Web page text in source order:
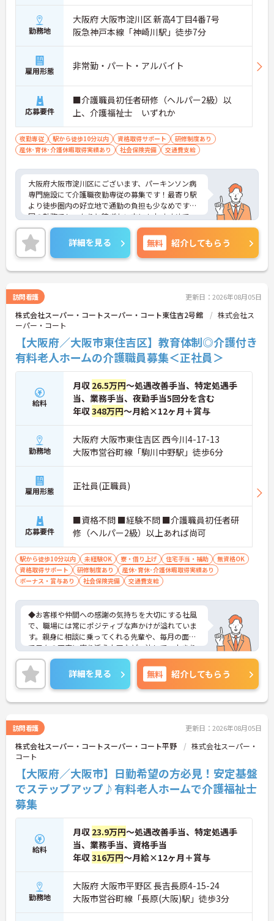
勤務地
大阪府 大阪市淀川区 新高4丁目4番7号
阪急神戸本線「神崎川駅」徒歩7分
雇用形態 非常勤・パート・アルバイト
応募要件
■介護職員初任者研修（ヘルパー2級）以
上、介護福祉士 いずれか
夜勤専従 駅から徒歩10分以内 資格取得サポート
研修制度あり
産休･育休･介護休暇取得実績あり
社会保険完備 交通費支給
大阪府大阪市淀川区にございます、パーキンソン病
専門施設にて介護職夜勤専従の募集です！最寄り駅
より徒歩圏内の好立地で通勤の負担も少なめです。1
回の勤務でしっかりと稼ぎたい方にもおすすめで
す。24時間の看護体制もあり、安心して業務に専念
いただきます。
ご興味ある方には、面接のポイントなど、さらに詳
細をお話致しますのでお気軽にご相談ください。
詳細を見る 無料 紹介してもらう
訪問看護 更新日：2026年08月05日
株式会社スーパー・コートスーパー・コート東住吉2号館
株式会社ス
ーパー・コート
【大阪府／大阪市東住吉区】教育体制◎介護付き
有料老人ホームの介護職員募集＜正社員＞
給料
月収 26.5万円～処遇改善手当、特定処遇手
当、業務手当、夜勤手当5回分を含む
年収348万円～月給×12ヶ月＋賞与
勤務地
大阪府 大阪市東住吉区 西今川4-17-13
大阪市営谷町線「駒川中野駅」徒歩6分
雇用形態 正社員(正職員)
応募要件
■資格不問 ■経験不問 ■介護職員初任者研
修（ヘルパー2級）以上あれば尚可
駅から徒歩10分以内 未経験OK 寮・借り上げ 住宅手当・補助
無資格OK
資格取得サポート
研修制度あり
産休･育休･介護休暇取得実績あり
ボーナス・賞与あり
社会保険完備 交通費支給
◆お客様や仲間への感謝の気持ちを大切にする社風
で、職場には常にポジティブな声かけが溢れていま
す。親身に相談に乗ってくれる先輩や、毎月の面談
で日々の不安に寄り添う上司など、決して一人きり
にさせないフォロー体制が万全。心理的安全性が高
く、中途入社でも自然と馴染める職場です。
◆無資格からでもプロフェッショナルを目指せる
「資格取得支援制度」を完備しています。初任者研
修から国家資格である介護福祉士まで、現場での実
けて資格取得に挑戦できます。
◆法人独自の介護技術認定制度「ケアマイスター」
により、身につけたスキルを5段階でしっかり評価
し手当で還元。さらに「目標管理シート」を用いた
月1回の上司との面談があり、一人ひとりの不安や
目標に寄り添う手厚いフォロー体制が整っていま
す。
詳細を見る 無料 紹介してもらう
訪問看護 更新日：2026年08月05日
株式会社スーパー・コートスーパー・コート平野
株式会社スーパー・
コート
【大阪府／大阪市】日勤希望の方必見！安定基盤
でステップアップ♪有料老人ホームで介護福祉士
募集
給料
月収 23.9万円～処遇改善手当、特定処遇手
当、業務手当、資格手当
年収316万円～月給×12ヶ月＋賞与
勤務地
大阪府 大阪市平野区 長吉長原4-15-24
大阪市営谷町線「長原(大阪)駅」徒歩3分